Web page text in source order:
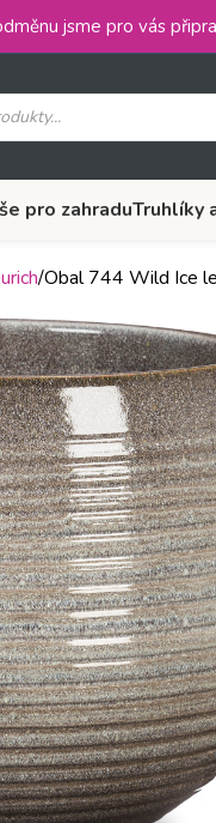
jsme pro vás
pro zahraduTruhlíky
Obal 744 Wild Ice